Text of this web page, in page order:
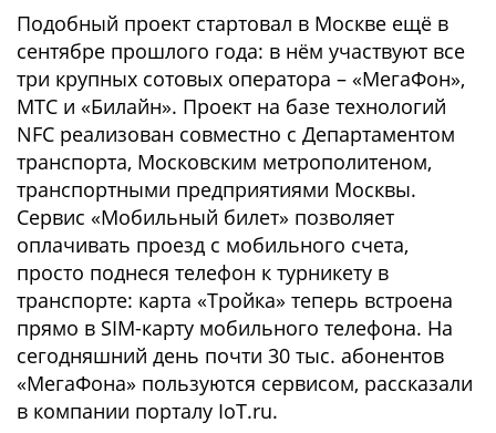
Подобный проект стартовал в Москве ещё в
сентябре прошлого года: в нём участвуют все
три крупных сотовых оператора – «МегаФон»,
МТС и «Билайн». Проект на базе технологий
NFC реализован совместно с Департаментом
транспорта, Московским метрополитеном,
транспортными предприятиями Москвы.
Сервис «Мобильный билет» позволяет
оплачивать проезд с мобильного счета,
просто поднеся телефон к турникету в
транспорте: карта «Тройка» теперь встроена
прямо в SIM-карту мобильного телефона. На
сегодняшний день почти 30 тыс. абонентов
«МегаФона» пользуются сервисом, рассказали
в компании порталу IoT.ru.